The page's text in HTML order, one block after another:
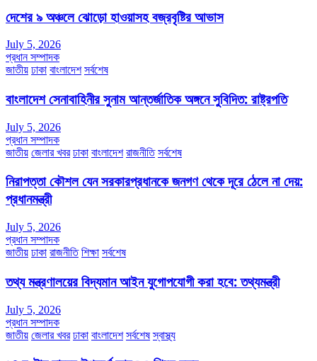
দেশের ৯ অঞ্চলে ঝোড়ো হাওয়াসহ বজ্রবৃষ্টির আভাস
July 5, 2026
প্রধান সম্পাদক
জাতীয় ঢাকা বাংলাদেশ সর্বশেষ
বাংলাদেশ সেনাবাহিনীর সুনাম আন্তর্জাতিক অঙ্গনে সুবিদিত: রাষ্ট্রপতি
July 5, 2026
প্রধান সম্পাদক
জাতীয় জেলার খবর ঢাকা বাংলাদেশ রাজনীতি সর্বশেষ
নিরাপত্তা কৌশল যেন সরকারপ্রধানকে জনগণ থেকে দূরে ঠেলে না দেয়:
প্রধানমন্ত্রী
July 5, 2026
প্রধান সম্পাদক
জাতীয় ঢাকা রাজনীতি শিক্ষা সর্বশেষ
তথ্য মন্ত্রণালয়ের বিদ্যমান আইন যুগোপযোগী করা হবে: তথ্যমন্ত্রী
July 5, 2026
প্রধান সম্পাদক
জাতীয় জেলার খবর ঢাকা বাংলাদেশ সর্বশেষ স্বাস্থ্য